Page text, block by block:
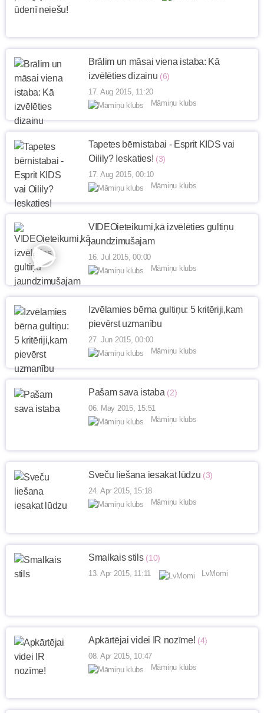
Brālim un māsai viena istaba: Kā
izvēlēties dizainu (6)
17. Aug 2015, 11:20
Māmiņu klubs
Tapetes bērnistabai - Esprit KIDS vai
Oilily? Ieskaties! (3)
17. Aug 2015, 00:10
Māmiņu klubs
VIDEOieteikumi,kā izvēlēties gultiņu
jaundzimušajam
16. Jul 2015, 00:00
Māmiņu klubs
Izvēlamies bērna gultiņu: 5 kritēriji,kam
pievērst uzmanību
27. Jun 2015, 00:00
Māmiņu klubs
Pašam sava istaba (2)
06. May 2015, 15:51
Māmiņu klubs
Sveču liešana iesakat lūdzu (3)
24. Apr 2015, 15:18
Māmiņu klubs
Smalkais stils (10)
13. Apr 2015, 11:11 LvMomi
Apkārtējai videi IR nozīme! (4)
08. Apr 2015, 10:47
Māmiņu klubs